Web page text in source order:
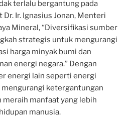
terlalu bergantung pada
Ir. Ignasius Jonan, Menteri
Mineral, “Diversifikasi sumber
strategis untuk mengurangi
harga minyak bumi dan
energi negara.” Dengan
energi lain seperti energi
ketergantungan
meraih manfaat yang lebih
manusia.